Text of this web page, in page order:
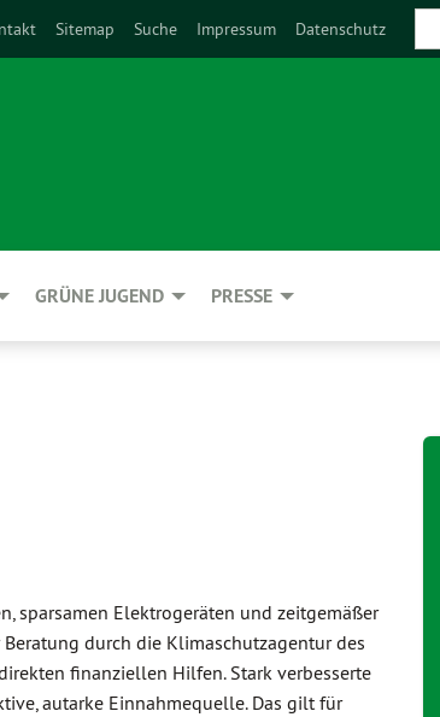
Sitemap Suche Impressum Datenschutz
GRÜNE JUGEND PRESSE
sparsamen Elektrogeräten und zeitgemäßer
durch die Klimaschutzagentur des
finanziellen Hilfen. Stark verbesserte
autarke Einnahmequelle. Das gilt für